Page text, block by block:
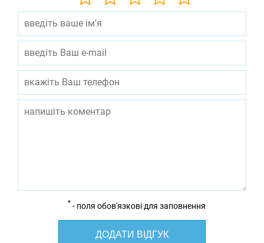
* - поля обов'язкові для заповнення
ДОДАТИ ВІДГУК